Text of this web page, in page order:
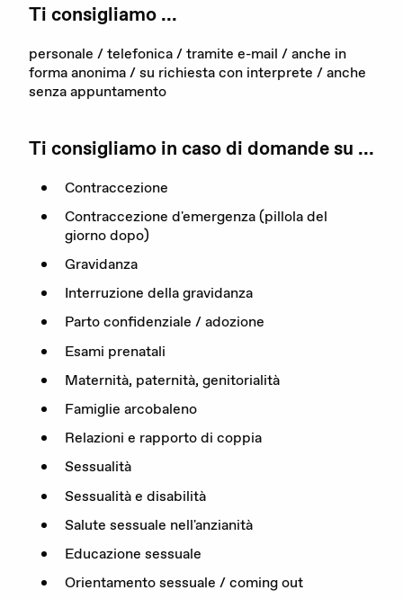
Sostenerci
FR IT
Ti consigliamo ...
personale / telefonica / tramite e-mail / anche in
forma anonima / su richiesta con interprete / anche
senza appuntamento
Ti consigliamo in caso di domande su ...
Contraccezione
Contraccezione d'emergenza (pillola del
giorno dopo)
Gravidanza
Interruzione della gravidanza
Parto confidenziale / adozione
Esami prenatali
Maternità, paternità, genitorialità
Famiglie arcobaleno
Relazioni e rapporto di coppia
Sessualità
Sessualità e disabilità
Salute sessuale nell'anzianità
Educazione sessuale
Orientamento sessuale / coming out